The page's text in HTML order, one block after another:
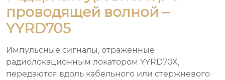
проводящей волной –
YYRD705
Импульсные сигналы, отраженные
радиолокационным локатором YYRD70X,
передаются вдоль кабельного или стержневого